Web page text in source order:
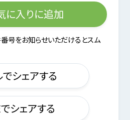
に入りに追加
号をお知らせいただけるとスム
シェアする
シェアする